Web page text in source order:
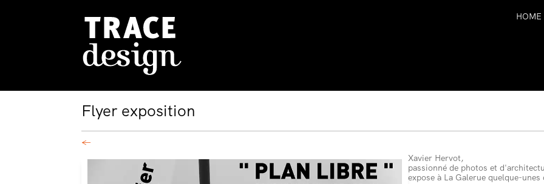
HOME
Flyer exposition
←
Xavier Hervot,
passionné de photos et
expose à La Galerue quelque-